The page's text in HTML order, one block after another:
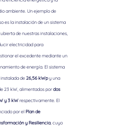
ambiente. Un ejemplo de
es la instalación de un sistema
de nuestras instalaciones,
electricidad para
el excedente mediante un
de energía. El sistema
de26,56 kWpy una
23 kW, alimentados pordos
y 3 kWrespectivamente. El
por elPlan de
y Resiliencia, cuyo